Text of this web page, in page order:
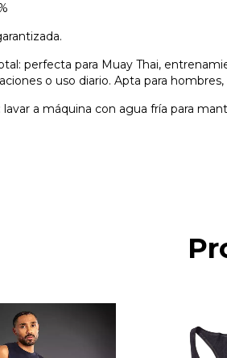
perfecta para Muay Thai,
o uso diario. Apta para
lavar a máquina con agua fría para